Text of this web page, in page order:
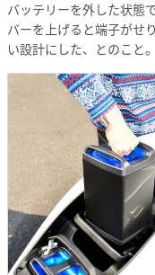
バッテリーを外した状態
バーを上げると端子がせ
い設計にした、とのこと。